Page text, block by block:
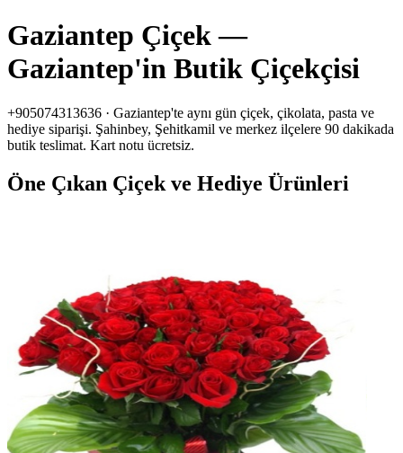
Gaziantep Çiçek —
Gaziantep'in Butik Çiçekçisi
+905074313636 · Gaziantep'te aynı gün çiçek, çikolata, pasta ve
hediye siparişi. Şahinbey, Şehitkamil ve merkez ilçelere 90 dakikada
butik teslimat. Kart notu ücretsiz.
Öne Çıkan Çiçek ve Hediye Ürünleri